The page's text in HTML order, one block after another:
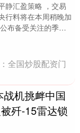
静汇盈策略 ，交易
行料将在本周稍晚加
布备受关注的季度
全国炒股配资门
机挑衅中国
歼-15雷达锁